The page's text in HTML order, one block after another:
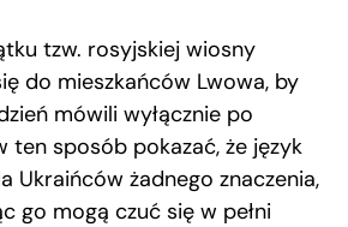
tzw. rosyjskiej wiosny
do mieszkańców Lwowa, by
mówili wyłącznie po
ten sposób pokazać, że język
Ukraińców żadnego znaczenia,
go mogą czuć się w pełni